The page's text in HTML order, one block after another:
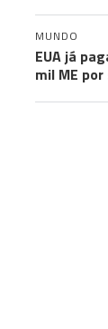
MUNDO
EUA já
mil ME